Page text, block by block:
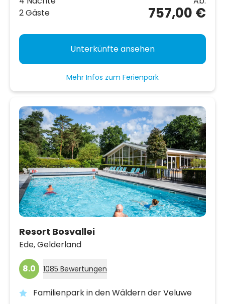
2 Gäste
757,00 €
Unterkünfte ansehen
Mehr Infos zum Ferienpark
Resort Bosvallei
Ede,Gelderland
8.0 1085 Bewertungen
Familienpark in den Wäldern der Veluwe